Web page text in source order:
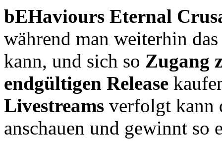
bEHaviours Eternal
während man weiterhin
kann, und sich so Zugang
endgültigen Release
Livestreams verfolgt kann
anschauen und gewinnt